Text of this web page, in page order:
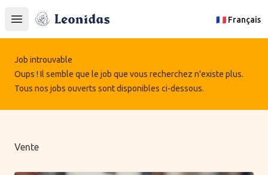
Open main menu
Leonidas 🇫🇷 Français
Job introuvable
Oups ! Il semble que le job que vous recherchez n'existe plus.
Tous nos jobs ouverts sont disponibles ci-dessous.
Vente